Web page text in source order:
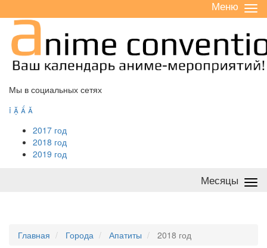
/
Меню
Мы в социальных сетях
   
2017 год
2018 год
2019 год
Месяцы
Главная Города Апатиты 2018 год